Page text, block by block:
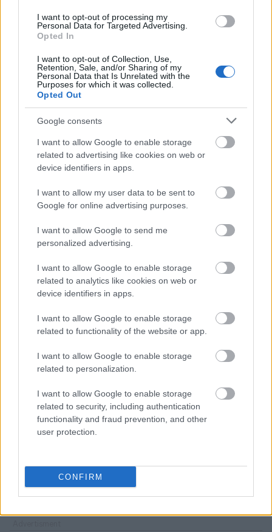
I want to opt-out of processing my
Personal Data for Targeted Advertising.
Opted In
I want to opt-out of Collection, Use,
Retention, Sale, and/or Sharing of my
Personal Data that Is Unrelated with the
Purposes for which it was collected.
Opted Out
Google consents
I want to allow Google to enable storage
related to advertising like cookies on web or
device identifiers in apps.
I want to allow my user data to be sent to
Google for online advertising purposes.
I want to allow Google to send me
personalized advertising.
I want to allow Google to enable storage
related to analytics like cookies on web or
device identifiers in apps.
I want to allow Google to enable storage
related to functionality of the website or app.
I want to allow Google to enable storage
related to personalization.
I want to allow Google to enable storage
related to security, including authentication
functionality and fraud prevention, and other
user protection.
CONFIRM
Λονάρντι, καθώς «βρίσκεται σε ένα ενδιαφέρον
σταυροδρόμι μεταξύ των αέριων μαζών που
διοχετεύονται μέσω της βαλκανικής χερσονήσου
και των θαλάσσιων αέριων μαζών από τη
Μεσόγειο θάλασσα. Αυτές οι αέριες μάζες
μεταφέρουν σωματίδια με ανθρωπογενή
προέλευση, φυσικό θαλασσινό αλάτι και σκόνη
της Σαχάρας, επιτρέποντας έτσι τη διερεύνηση
του ρόλου των διαφόρων σωματιδίων στον
σχηματισμό νεφών».
Ο ίδιος συμπληρώνει ότι στον Χελμό λειτουργεί
παρακολούθησης ατμοσφαιρικών δεδομένων το
ελληνικό Εθνικό Κέντρο Έρευνας Φυσικών
Επιστημών «Δημόκριτος» και αυτό «αποτελεί
απίστευτο πλεονέκτημα για την προώθηση της
έρευνας προσθέτοντας στοιχεία για τη
διαχρονική εξέλιξη των φαινομένων και των
συγκεντρώσεων μικροσωματιδίων, την ώρα που η
στιγμής. Επιπλέον, η διοργάνωση μιας
εκτεταμένης έρευνας μετρήσεων πεδίου απαιτεί
μεγάλη υλικοτεχνική υποδομή, οπότε η εμπειρία
ότι αντίστοιχες μετρήσεις για το CleanCloud
έγιναν και στη βόρεια Γροιλανδία.